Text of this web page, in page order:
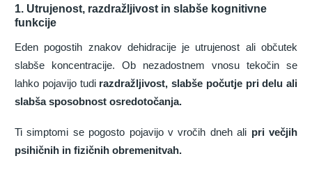
1. Utrujenost, razdražljivost in slabše kognitivne
funkcije
Eden pogostih znakov dehidracije je utrujenost ali občutek
slabše koncentracije. Ob nezadostnem vnosu tekočin se
lahko pojavijo tudi razdražljivost, slabše počutje pri delu ali
slabša sposobnost osredotočanja.
Ti simptomi se pogosto pojavijo v vročih dneh ali pri večjih
psihičnih in fizičnih obremenitvah.